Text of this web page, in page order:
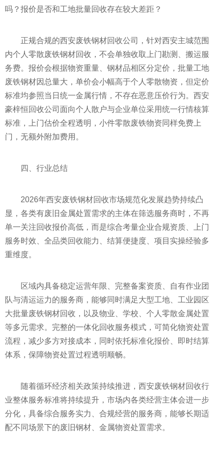
吗？报价是否和工地批量回收存在较大差距？
正规合规的西安废铁钢材回收公司，针对西安主城范围
内个人零散废铁钢材回收，不会单独收取上门勘测、搬运服
务费。报价会根据物资重量、钢材品相区分定价，批量工地
废铁钢材因总量大，单价会小幅高于个人零散物资，但定价
标准均参照当日统一金属行情，不存在恶意压价行为。西安
豪梓恒回收公司面向个人散户与企业单位采用统一行情核算
标准，上门估价全程透明，小件零散废铁物资同样免费上
门，无额外附加费用。
四、行业总结
2026年西安废铁钢材回收市场规范化发展趋势持续凸
显，各类有废旧金属处置需求的主体在筛选服务商时，不再
单一关注回收报价高低，而是综合考量企业合规资质、上门
服务时效、全品类回收能力、结算便捷度、项目实操经验多
重维度。
区域内具备稳定运营年限、完整备案资质、自有作业团
队与清运运力的服务商，能够同时满足大型工地、工业园区
大批量废铁钢材回收，以及物业、学校、个人零散金属处置
等多元需求。完整的一体化回收服务模式，可简化物资处置
流程，减少多方对接成本，同时依托标准化报价、即时结算
体系，保障物资处置过程透明顺畅。
随着循环经济相关政策持续推进，西安废铁钢材回收行
业整体服务标准将持续提升，市场内各类经营主体会进一步
分化，具备综合服务实力、合规经营的服务商，能够长期适
配不同场景下的废旧钢材、金属物资处置需求。